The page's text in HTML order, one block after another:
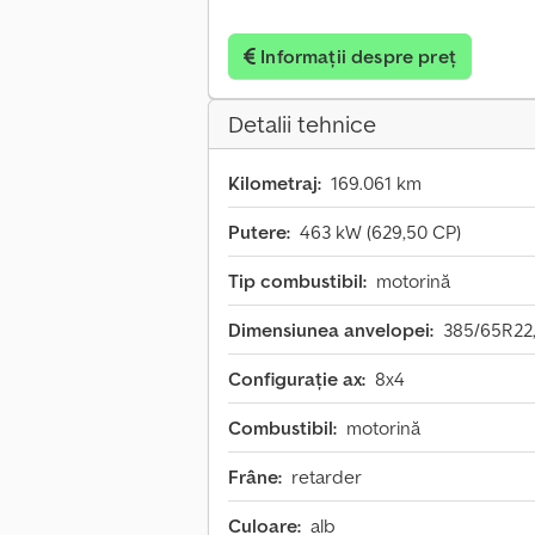
Informații despre preț
Detalii tehnice
Kilometraj: 169.061 km
Putere: 463 kW (629,50 CP)
Tip combustibil: motorină
Dimensiunea anvelopei: 385/
Configurație ax: 8x4
Combustibil: motorină
Frâne: retarder
Culoare: alb